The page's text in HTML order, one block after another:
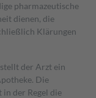
pharmazeutische
dienen, die
Klärungen
der Arzt ein
Die
der Regel die